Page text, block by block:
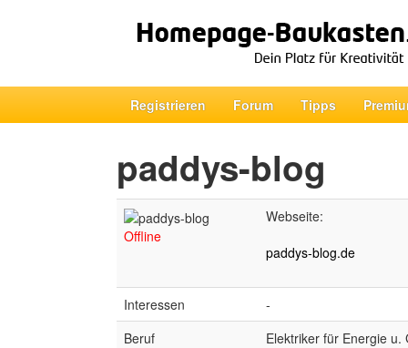
Registrieren Forum Tipps
paddys-blog
Offline
Webseite:
paddys-blog.de
Interessen
-
Beruf
Elektriker für Energie u.